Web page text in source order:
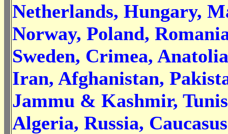
Netherlands, Hungary,
Norway, Poland,
Sweden, Crimea,
Iran, Afghanistan,
Jammu & Kashmir,
Algeria, Russia,